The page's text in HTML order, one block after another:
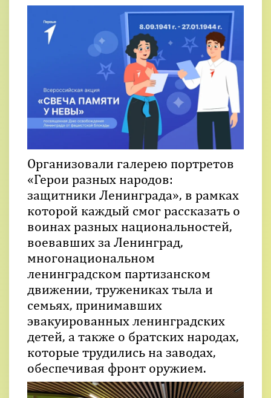
Организовали галерею портретов
«Герои разных народов:
защитники Ленинграда», в рамках
которой каждый смог рассказать о
воинах разных национальностей,
воевавших за Ленинград,
многонациональном
ленинградском партизанском
движении, тружениках тыла и
семьях, принимавших
эвакуированных ленинградских
детей, а также о братских народах,
которые трудились на заводах,
обеспечивая фронт оружием.